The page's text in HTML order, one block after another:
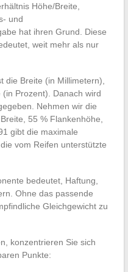
Höhe/Breite,
und
hat ihren Grund. Diese
weit mehr als nur
die Breite (in Millimetern),
Prozent). Danach wird
Nehmen wir die
55 % Flankenhöhe,
gibt die maximale
vom Reifen unterstützte
bedeutet, Haftung,
Ohne das passende
Gleichgewicht zu
konzentrieren Sie sich
Punkte: